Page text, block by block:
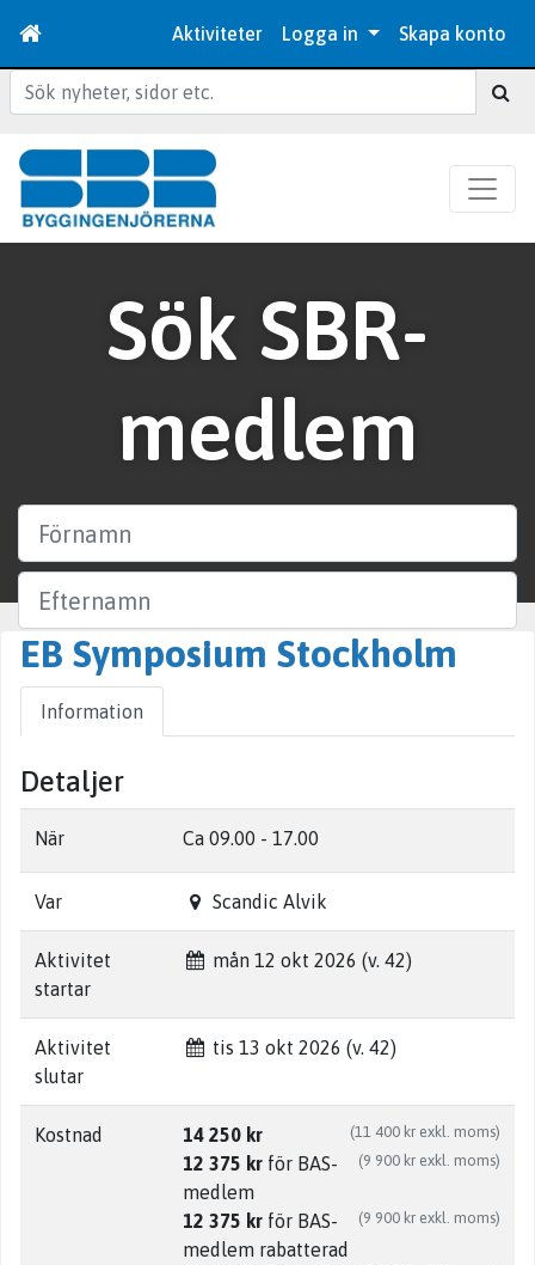
Aktiviteter Logga in Skapa konto
Sök
Sök SBR-
medlem
Företag
Ort
EB Symposium Stockholm
Information
Detaljer
När Ca 09.00 - 17.00
Var Scandic Alvik
Aktivitet
startar
mån 12 okt 2026 (v. 42)
Aktivitet
slutar
tis 13 okt 2026 (v. 42)
Kostnad 14 250 kr (11 400 kr exkl. moms)
12 375 kr (9 900 kr exkl. moms)
för BAS-
medlem
12 375 kr
(9 900 kr exkl. moms)
för BAS-
medlem rabatterad